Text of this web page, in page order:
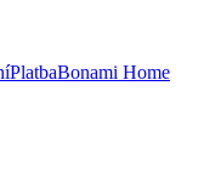
PlatbaBonami Home